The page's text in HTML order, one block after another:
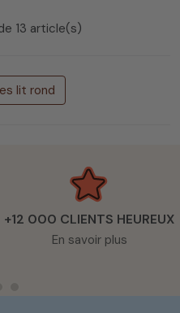
13 article(s)
lit rond
+12 000 CLIENTS HEUREUX
En savoir plus